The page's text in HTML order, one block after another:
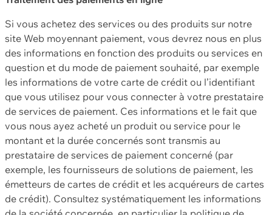
Si vous achetez des services ou des produits sur notre
site Web moyennant paiement, vous devrez nous en plus
des informations en fonction des produits ou services en
question et du mode de paiement souhaité, par exemple
les informations de votre carte de crédit ou l’identifiant
que vous utilisez pour vous connecter à votre prestataire
de services de paiement. Ces informations et le fait que
vous nous ayez acheté un produit ou service pour le
montant et la durée concernés sont transmis au
prestataire de services de paiement concerné (par
exemple, les fournisseurs de solutions de paiement, les
émetteurs de cartes de crédit et les acquéreurs de cartes
de crédit). Consultez systématiquement les informations